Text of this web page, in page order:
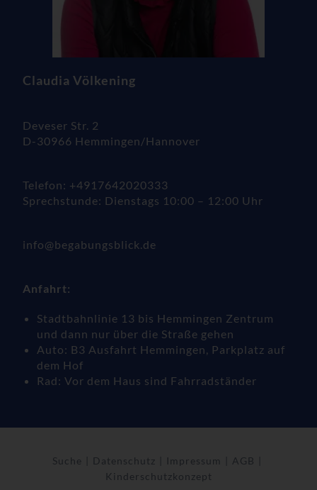
Claudia Völkening
Deveser Str. 2
D-30966 Hemmingen/Hannover
Telefon: +4917642020333
Sprechstunde: Dienstags 10:00 – 12:00 Uhr
info@begabungsblick.de
Anfahrt:
Stadtbahnlinie 13 bis Hemmingen Zentrum
und dann nur über die Straße gehen
Auto: B3 Ausfahrt Hemmingen, Parkplatz auf
dem Hof
Rad: Vor dem Haus sind Fahrradständer
Suche Datenschutz Impressum
AGB
Kinderschutzkonzept